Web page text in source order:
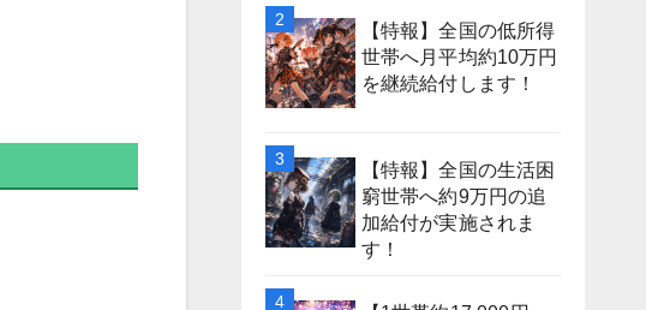
【特報】全国の低所得
世帯へ月平均約10万円
を継続給付します！
【特報】全国の生活困
窮世帯へ約9万円の追
加給付が実施されま
す！